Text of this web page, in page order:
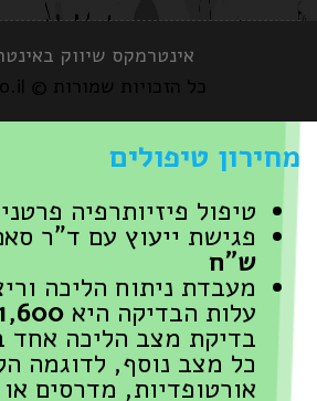
אינטרמקס שיווק
כל הזכויות שמורות © imacs.co.il
מחירון טיפולים
טיפול פיזיותרפיה
פגישת ייעוץ עם ד"ר
ש"ח
מעבדת ניתוח הליכה
עלות הבדיקה היא 1,600 ש״ח
בדיקת מצב הליכה אחד
כל מצב נוסף, לדוגמה
אורטופדיות, מדרסים